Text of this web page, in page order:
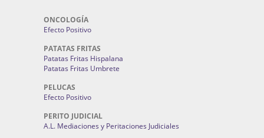
ONCOLOGÍA
Efecto Positivo
PATATAS FRITAS
Patatas Fritas Hispalana
Patatas Fritas Umbrete
PELUCAS
Efecto Positivo
PERITO JUDICIAL
A.L. Mediaciones y Peritaciones Judiciales